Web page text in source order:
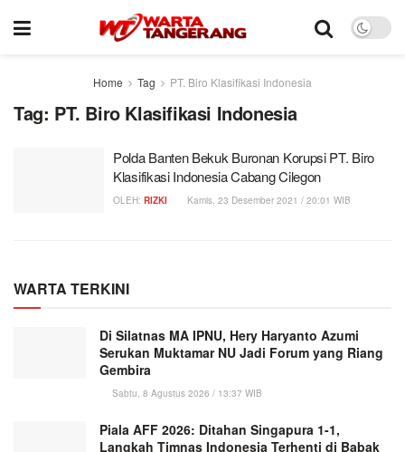
Home Tag PT. Biro Klasifikasi Indonesia
Tag: PT. Biro Klasifikasi Indonesia
Polda Banten Bekuk Buronan Korupsi PT. Biro
Klasifikasi Indonesia Cabang Cilegon
OLEH: RIZKI Kamis, 23 Desember 2021 / 20:01 WIB
WARTA TERKINI
Di Silatnas MA IPNU, Hery Haryanto Azumi
Serukan Muktamar NU Jadi Forum yang Riang
Gembira
Sabtu, 8 Agustus 2026 / 13:37 WIB
Piala AFF 2026: Ditahan Singapura 1-1,
Langkah Timnas Indonesia Terhenti di Babak